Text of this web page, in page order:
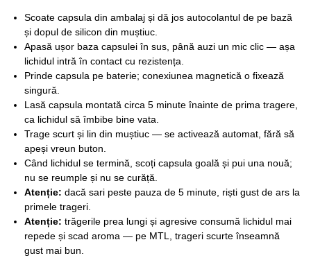
Scoate capsula din ambalaj și dă jos autocolantul de pe bază
și dopul de silicon din muștiuc.
Apasă ușor baza capsulei în sus, până auzi un mic clic — așa
lichidul intră în contact cu rezistența.
Prinde capsula pe baterie; conexiunea magnetică o fixează
singură.
Lasă capsula montată circa 5 minute înainte de prima tragere,
ca lichidul să îmbibe bine vata.
Trage scurt și lin din muștiuc — se activează automat, fără să
apeși vreun buton.
Când lichidul se termină, scoți capsula goală și pui una nouă;
nu se reumple și nu se curăță.
Atenție: dacă sari peste pauza de 5 minute, riști gust de ars la
primele trageri.
Atenție: trăgerile prea lungi și agresive consumă lichidul mai
repede și scad aroma — pe MTL, trageri scurte înseamnă
gust mai bun.